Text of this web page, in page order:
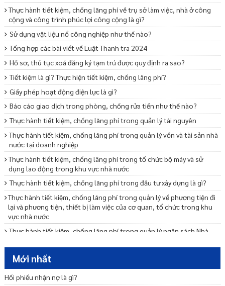
Thực hành tiết kiệm, chống lãng phí về trụ sở làm việc, nhà ở công
cộng và công trình phúc lợi công cộng là gì?
Sử dụng vật liệu nổ công nghiệp như thế nào?
Tổng hợp các bài viết về Luật Thanh tra 2024
Hồ sơ, thủ tục xoá đăng ký tạm trú được quy định ra sao?
Tiết kiệm là gì? Thực hiện tiết kiệm, chống lãng phí?
Giấy phép hoạt động điện lực là gì?
Báo cáo giao dịch trong phòng, chống rửa tiền như thế nào?
Thực hành tiết kiệm, chống lãng phí trong quản lý tài nguyên
Thực hành tiết kiệm, chống lãng phí trong quản lý vốn và tài sản nhà
nước tại doanh nghiệp
Thực hành tiết kiệm, chống lãng phí trong tổ chức bộ máy và sử
dụng lao động trong khu vực nhà nước
Thực hành tiết kiệm, chống lãng phí trong đầu tư xây dựng là gì?
Thực hành tiết kiệm, chống lãng phí trong quản lý về phương tiện đi
lại và phương tiện, thiết bị làm việc của cơ quan, tổ chức trong khu
vực nhà nước
Thực hành tiết kiệm, chống lãng phí trong quản lý ngân sách Nhà
Thực hành tiết kiệm, chống lãng phí trong việc ban hành, thực hiện
định mức, tiêu chuẩn, chế độ như thế nào?
Xử lý thông tin phát hiện lãng phí như thế nào?
Mới nhất
Hối phiếu nhận nợ là gì?